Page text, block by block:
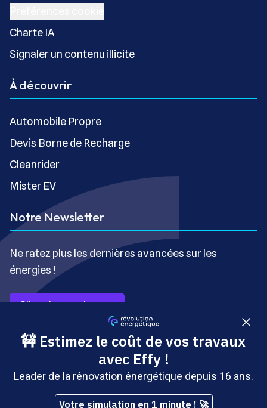
Charte IA
Signaler un contenu illicite
À découvrir
Automobile Propre
Devis Borne de Recharge
Cleanrider
Mister EV
Notre Newsletter
Ne ratez plus les dernières avancées sur les
énergies !
S’inscrire gratuitement
Copyright © Révolution Énergétique - Tous droits réservés
- Site édité par Saabre SAS, une société du groupe
Brakson